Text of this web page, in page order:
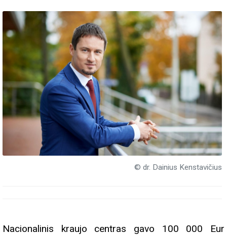
© dr. Dainius Kenstavičius
Nacionalinis kraujo centras gavo 100 000 Eur